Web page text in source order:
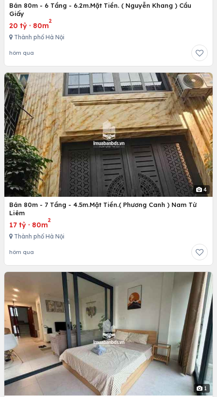
Bán 80m - 6 Tầng - 6.2m.Mặt Tiền. ( Nguyễn Khang ) Cầu
Giấy
20 tỷ · 80m
2
Thành phố Hà Nội
hôm qua
4
Bán 80m - 7 Tầng - 4.5m.Mặt Tiền.( Phương Canh ) Nam Từ
Liêm
17 tỷ · 80m
2
Thành phố Hà Nội
hôm qua
1